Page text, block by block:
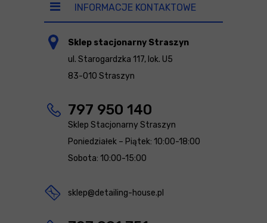
INFORMACJE KONTAKTOWE
Sklep stacjonarny Straszyn
ul. Starogardzka 117, lok. U5
83-010 Straszyn
797 950 140
Sklep Stacjonarny Straszyn
Poniedziałek – Piątek: 10:00-18:00
Sobota: 10:00-15:00
sklep@detailing-house.pl